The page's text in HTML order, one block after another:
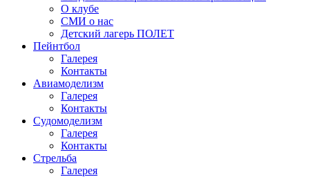
О клубе
СМИ о нас
Детский лагерь ПОЛЕТ
Пейнтбол
Галерея
Контакты
Авиамоделизм
Галерея
Контакты
Судомоделизм
Галерея
Контакты
Стрельба
Галерея